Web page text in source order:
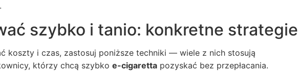
szybko i tanio: konkretne strategie
koszty i czas, zastosuj poniższe techniki — wiele z nich stosują
którzy chcą szybko e-cigaretta pozyskać bez przepłacania.